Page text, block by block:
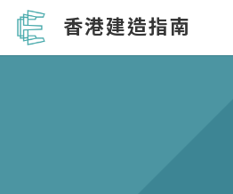
香港建造指南